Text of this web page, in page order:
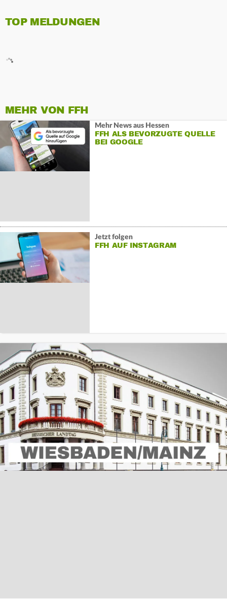
TOP MELDUNGEN
MEHR VON FFH
Mehr News aus Hessen
FFH ALS BEVORZUGTE QUELLE
BEI GOOGLE
Jetzt folgen
FFH AUF INSTAGRAM